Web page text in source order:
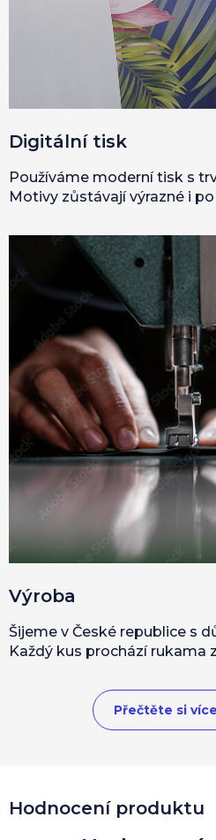
Hodnocení produktu
Digitální tisk
Používáme moderní tisk s
Motivy zůstávají výrazné i
Výroba
Šijeme v České republice s
Každý kus prochází rukama
Přečtěte si